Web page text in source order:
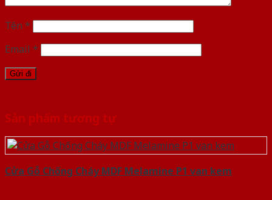
Tên *
Email *
Sản phẩm tương tự
Cửa Gỗ Chống Cháy MDF Melamine P1 van kem